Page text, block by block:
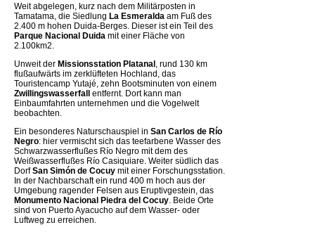
Weit abgelegen, kurz nach dem Militärposten in
Tamatama, die Siedlung La Esmeralda am Fuß des
2.400 m hohen Duida-Berges. Dieser ist ein Teil des
Parque Nacional Duida mit einer Fläche von
2.100km2.
Unweit der Missionsstation Platanal , rund 130 km
flußaufwärts im zerklüfteten Hochland, das
Touristencamp Yutajé, zehn Bootsminuten von einem
Zwillingswasserfall entfernt. Dort kann man
Einbaumfahrten unternehmen und die Vogelwelt
beobachten.
Ein besonderes Naturschauspiel in San Carlos de Río
Negro: hier vermischt sich das teefarbene Wasser des
Schwarzwasserflußes Río Negro mit dem des
Weißwasserflußes Río Casiquiare. Weiter südlich das
DorfSan Simón de Cocuy mit einer Forschungsstation.
In der Nachbarschaft ein rund 400 m hoch aus der
Umgebung ragender Felsen aus Eruptivgestein, das
Monumento Nacional Piedra del Cocuy . Beide Orte
sind von Puerto Ayacucho auf dem Wasser- oder
Luftweg zu erreichen.